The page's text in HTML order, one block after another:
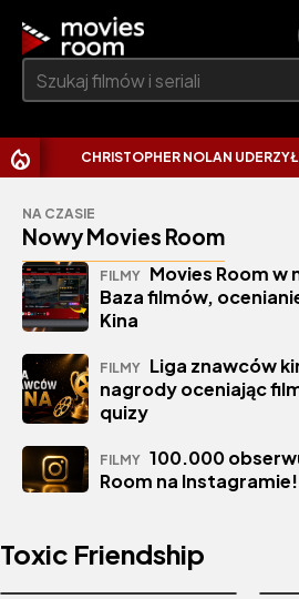
Szukaj:
CHRISTOPHER NOLAN UDERZYŁ
NA CZASIE
Nowy Movies Room
FILMY Movies Room w
Baza filmów,
Kina
FILMY Liga znawców
nagrody oceniając
quizy
FILMY 100.000
Room na
Toxic Friendship